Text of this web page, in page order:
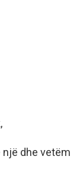
dhe vetëm